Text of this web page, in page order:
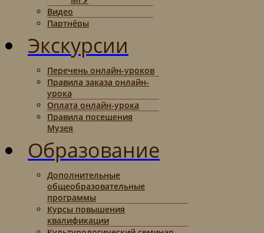
Видео
Партнёры
Экскурсии
Перечень онлайн-уроков
Правила заказа онлайн-
урока
Оплата онлайн-урока
Правила посещения
Музея
Образование
Дополнительные
общеобразовательные
программы
Курсы повышения
квалификации